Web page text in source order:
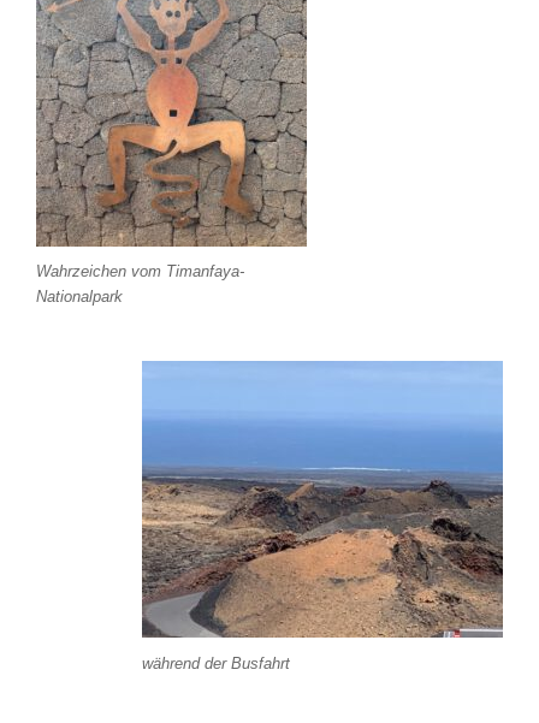
Wahrzeichen vom Timanfaya-
Nationalpark
während der Busfahrt